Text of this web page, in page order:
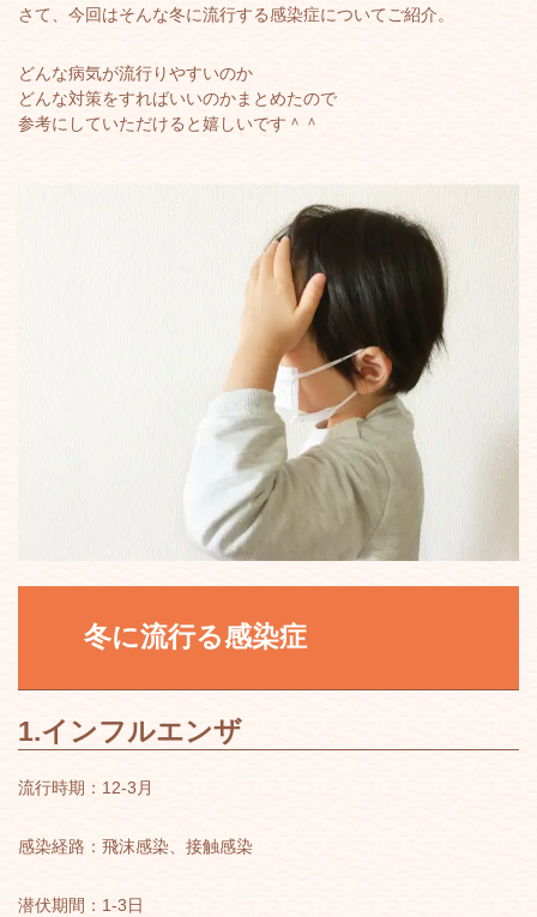
さて、今回はそんな冬に流行する感染症についてご紹介。
どんな病気が流行りやすいのか
どんな対策をすればいいのかまとめたので
参考にしていただけると嬉しいです＾＾
冬に流行る感染症
1.インフルエンザ
流行時期：12-3月
感染経路：飛沫感染、接触感染
潜伏期間：1-3日